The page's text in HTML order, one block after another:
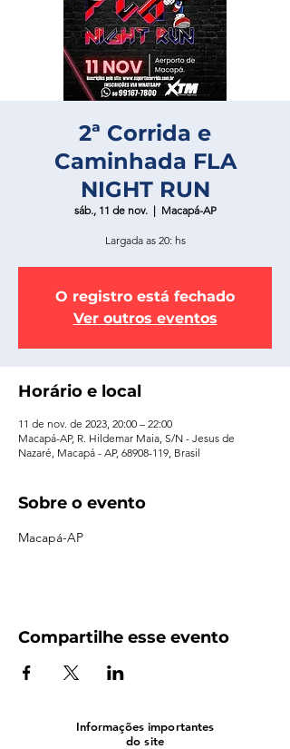
2ª Corrida e
Caminhada FLA
NIGHT RUN
sáb., 11 de nov.
  |
Macapá-AP
Largada as 20: hs
O registro está fechado
Ver outros eventos
Horário e local
11 de nov. de 2023, 20:00 – 22:00
Macapá-AP, R. Hildemar Maia, S/N - Jesus de
Nazaré, Macapá - AP, 68908-119, Brasil
Sobre o evento
Macapá-AP
Compartilhe esse evento
Informações importantes
do site